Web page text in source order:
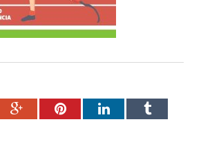
Google+PinterestLinkedInTumblr